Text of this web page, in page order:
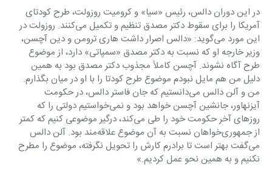
در این دوران دالس، رئیس «سیا» و کرومیت روزولت، طرح کودتای
آمریکا را برای سقوط دکتر مصدق ‏تنظیم و تکمیل می‌کنند. روزولت در
این مورد می‌گوید: «دالس اصرار داشت هاری ترومن و دین آچسن،
‏وزیر خارجه او که نسبت به دکتر مصدق «سمپاتی» دارد، از موضوع
طرح آگاه نشوند. آچسن کاملاً ‏مجذوب دکتر مصدق بود به همین
دلیل من هم مایل نبودم موضوع طرح کودتا را با او در میان بگذارم.
من ‏و آلن دالس می‌دانستیم که جان فاستر دالس، در حکومت
آیزنهاور، جانشین آچسن خواهد بود و ‏نمی‌خواستیم دولتی را که
روزهای آخر حکومت خود را طی می‌کند، درگیر موضوعی کنیم که کمتر
از ‏جمهوری‌خواهان نسبت به آن موضوع علاقه‌مند بود. آلن دالس
می‌گفت بهتر است تا برادرم کارش را ‏تحویل نگرفته، موضوع را مطرح
نکنیم و به همین نحو عمل کردیم.»‏